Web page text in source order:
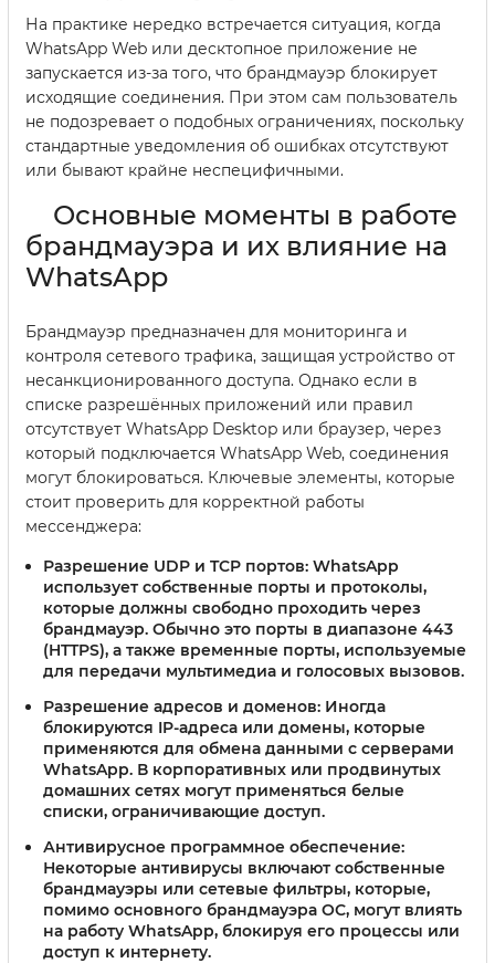
На практике нередко встречается ситуация, когда
WhatsApp Web или десктопное приложение не
запускается из-за того, что брандмауэр блокирует
исходящие соединения. При этом сам пользователь
не подозревает о подобных ограничениях, поскольку
стандартные уведомления об ошибках отсутствуют
или бывают крайне неспецифичными.
Основные моменты в работе
брандмауэра и их влияние на
WhatsApp
Брандмауэр предназначен для мониторинга и
контроля сетевого трафика, защищая устройство от
несанкционированного доступа. Однако если в
списке разрешённых приложений или правил
отсутствует WhatsApp Desktop или браузер, через
который подключается WhatsApp Web, соединения
могут блокироваться. Ключевые элементы, которые
стоит проверить для корректной работы
мессенджера:
Разрешение UDP и TCP портов: WhatsApp
использует собственные порты и протоколы,
которые должны свободно проходить через
брандмауэр. Обычно это порты в диапазоне 443
(HTTPS), а также временные порты, используемые
для передачи мультимедиа и голосовых вызовов.
Разрешение адресов и доменов: Иногда
блокируются IP-адреса или домены, которые
применяются для обмена данными с серверами
WhatsApp. В корпоративных или продвинутых
домашних сетях могут применяться белые
списки, ограничивающие доступ.
Антивирусное программное обеспечение:
Некоторые антивирусы включают собственные
брандмауэры или сетевые фильтры, которые,
помимо основного брандмауэра ОС, могут влиять
на работу WhatsApp, блокируя его процессы или
доступ к интернету.